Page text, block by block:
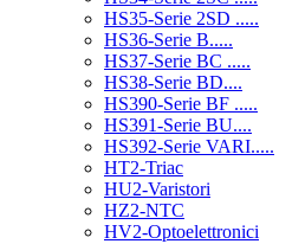
HS35-Serie 2SD .....
HS36-Serie B.....
HS37-Serie BC .....
HS38-Serie BD....
HS390-Serie BF .....
HS391-Serie BU....
HS392-Serie VARI.....
HT2-Triac
HU2-Varistori
HZ2-NTC
HV2-Optoelettronici